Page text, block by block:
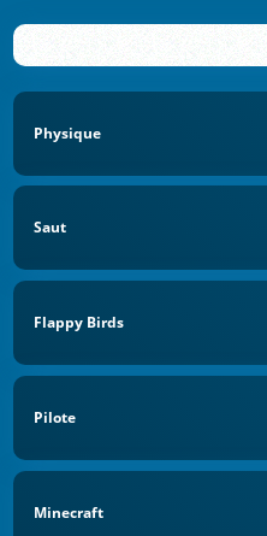
Physique
Saut
Flappy Birds
Pilote
Minecraft